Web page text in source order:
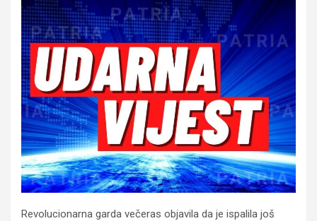
Revolucionarna garda večeras objavila da je ispalila još